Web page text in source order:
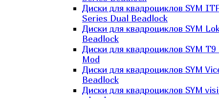
Диски для квадроциклов SYM
Series Dual Beadlock
Диски для квадроциклов SYM
Beadlock
Диски для квадроциклов SYM T9
Mod
Диски для квадроциклов SYM
Beadlock
Диски для квадроциклов SYM